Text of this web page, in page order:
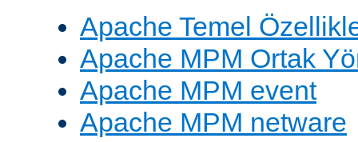
Apache Temel
Apache MPM Ortak
Apache MPM event
Apache MPM netware